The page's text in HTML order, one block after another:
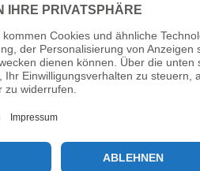
auch die Technologie, das Team
dieser Ziele verfolgt wird. Dies
und aktive Nutzerbasis
Plattformen ermöglichen es
erzeugen, die den